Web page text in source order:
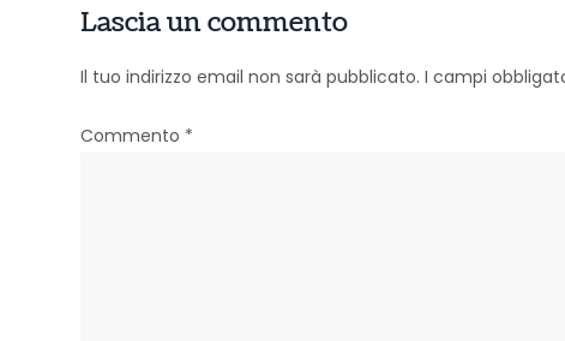
g
a
i
Lascia un commento
Il tuo indirizzo email non sarà pubblicato. I campi
Commento *